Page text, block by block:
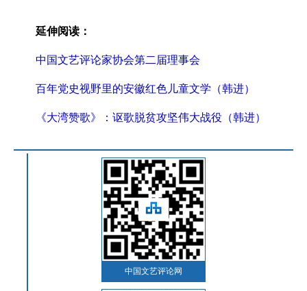
延伸阅读：
中国文艺评论家协会第二届理事会
百年党史视野里的安徽红色儿童文学（韩进）
《大湾赞歌》：讴歌脱贫攻坚伟大战役（韩进）
中国文艺评论网